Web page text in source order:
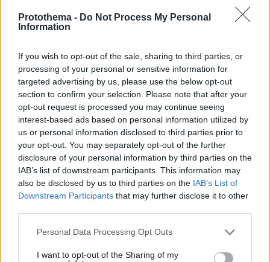
Protothema - Do Not Process My Personal
Information
If you wish to opt-out of the sale, sharing to third parties, or
processing of your personal or sensitive information for
targeted advertising by us, please use the below opt-out
section to confirm your selection. Please note that after your
opt-out request is processed you may continue seeing
interest-based ads based on personal information utilized by
us or personal information disclosed to third parties prior to
your opt-out. You may separately opt-out of the further
disclosure of your personal information by third parties on the
IAB’s list of downstream participants. This information may
also be disclosed by us to third parties on the IAB’s List of
Downstream Participants that may further disclose it to other
Please note that this website/app uses one or more Google
not limited to your visit or usage behaviour. You may click to
Personal Data Processing Opt Outs
I want to opt-out of the Sharing of my
υποστήριξαν στις απολογίες τους οι κατηγορούμενοι
«Είδα χτυπήματα που μόνο στην τηλεόραση έχω δει»,
για το Σάββατο 26 Οκτωβρίου